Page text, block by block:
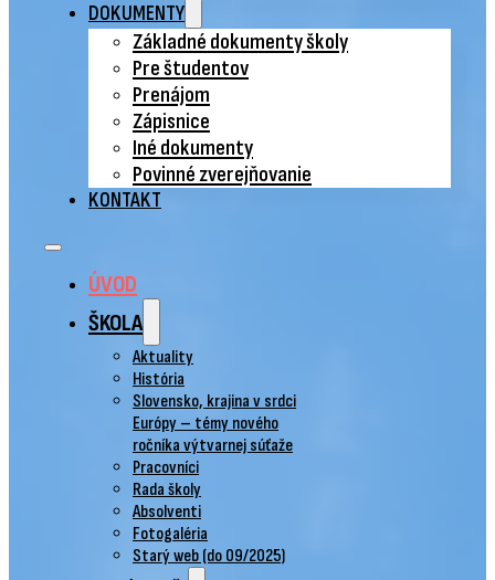
DOKUMENTY
Základné dokumenty školy
Pre študentov
Prenájom
Zápisnice
Iné dokumenty
Povinné zverejňovanie
KONTAKT
ÚVOD
ŠKOLA
Aktuality
História
Slovensko, krajina v srdci
Európy – témy nového
ročníka výtvarnej súťaže
Pracovníci
Rada školy
Absolventi
Fotogaléria
Starý web (do 09/2025)